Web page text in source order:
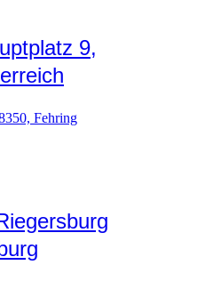
9,
Fehring